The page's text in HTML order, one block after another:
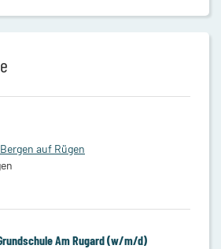
auf Rügen
Am Rugard (w/m/d)